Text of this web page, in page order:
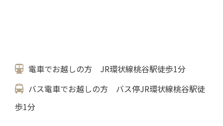
電車でお越しの方 JR環状線桃谷駅徒歩1分
バス電車でお越しの方 バス停JR環状線桃谷駅徒
歩1分